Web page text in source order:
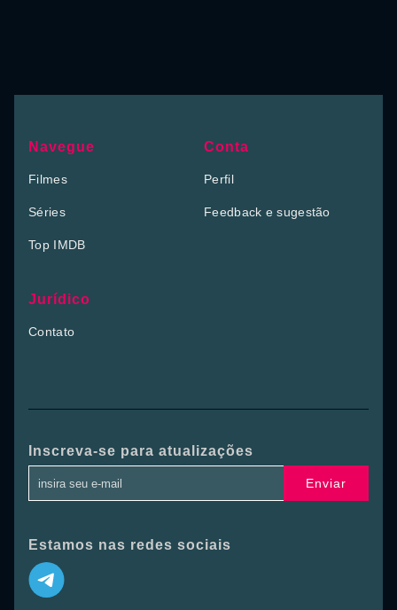
Navegue
Filmes
Séries
Top IMDB
Conta
Perfil
Feedback e sugestão
Jurídico
Contato
Inscreva-se para atualizações
Enviar
Estamos nas redes sociais